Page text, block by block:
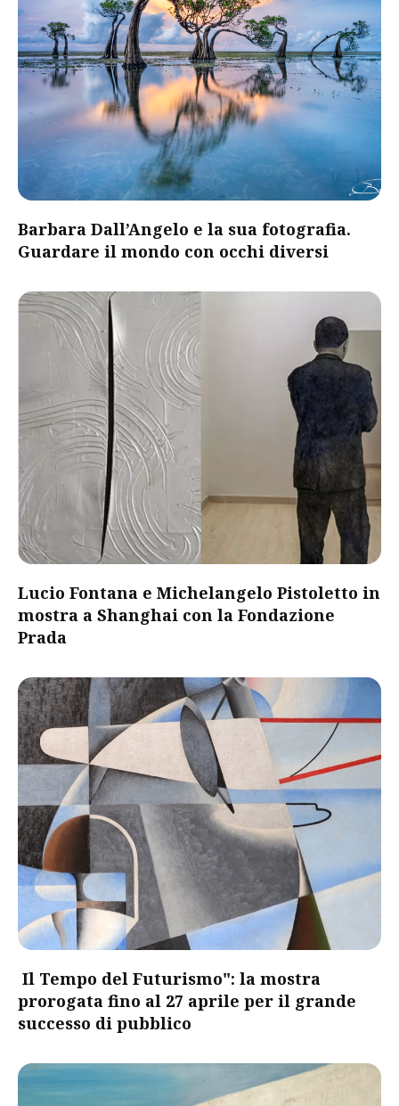
Barbara Dall’Angelo e la sua fotografia.
Guardare il mondo con occhi diversi
Lucio Fontana e Michelangelo Pistoletto in
mostra a Shanghai con la Fondazione
Prada
Il Tempo del Futurismo": la mostra
prorogata fino al 27 aprile per il grande
successo di pubblico